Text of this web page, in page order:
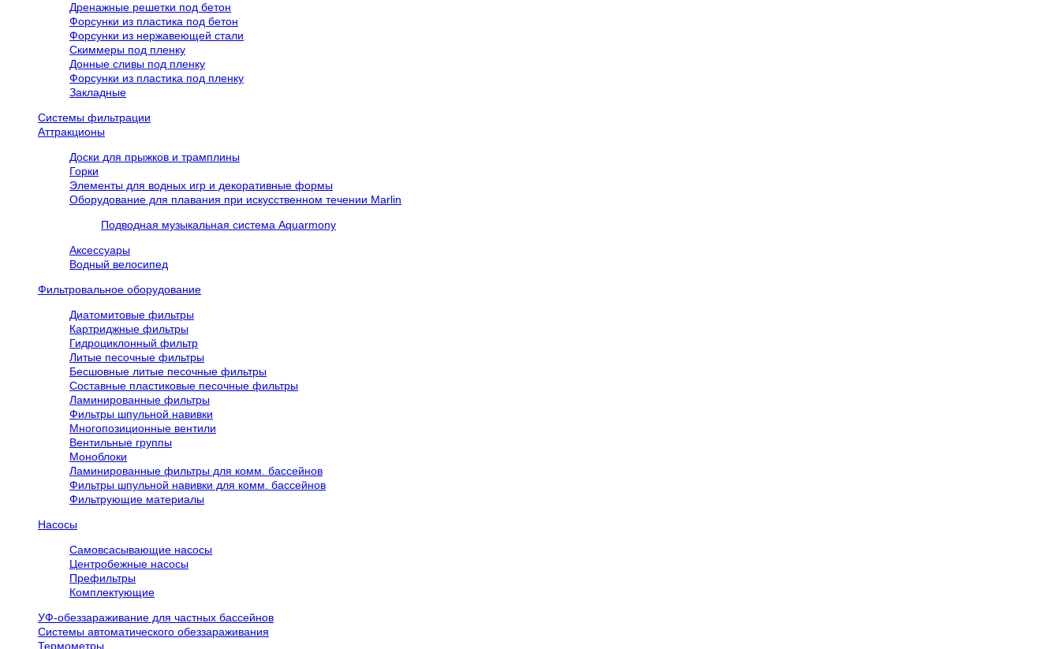
Дренажные решетки под бетон
Форсунки из пластика под бетон
Форсунки из нержавеющей стали
Скиммеры под пленку
Донные сливы под пленку
Форсунки из пластика под пленку
Закладные
Системы фильтрации
Аттракционы
Доски для прыжков и трамплины
Горки
Элементы для водных игр и декоративные формы
Оборудование для плавания при искусственном течении Marlin
Подводная музыкальная система Aquarmony
Аксессуары
Водный велосипед
Фильтровальное оборудование
Диатомитовые фильтры
Картриджные фильтры
Гидроциклонный фильтр
Литые песочные фильтры
Бесшовные литые песочные фильтры
Составные пластиковые песочные фильтры
Ламинированные фильтры
Фильтры шпульной навивки
Многопозиционные вентили
Вентильные группы
Моноблоки
Ламинированные фильтры для комм. бассейнов
Фильтры шпульной навивки для комм. бассейнов
Фильтрующие материалы
Насосы
Самовсасывающие насосы
Центробежные насосы
Префильтры
Комплектующие
УФ-обеззараживание для частных бассейнов
Системы автоматического обеззараживания
Термометры